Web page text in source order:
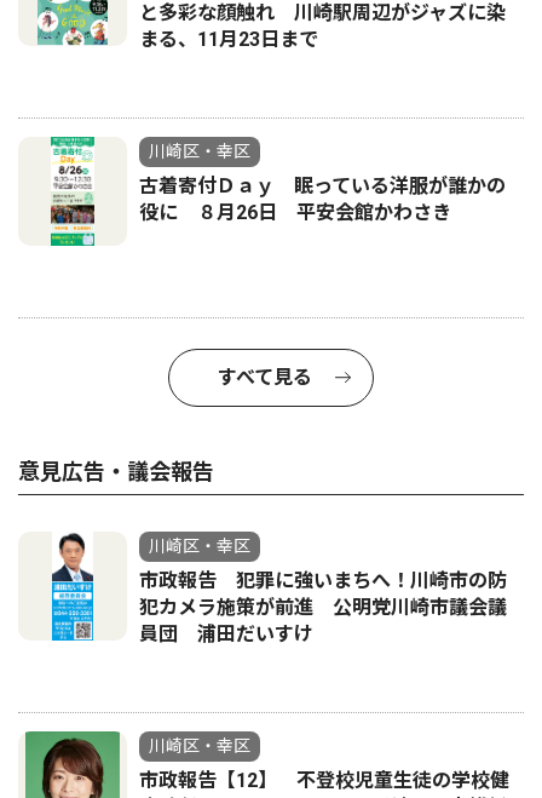
と多彩な顔触れ 川崎駅周辺がジャズに染
まる、11月23日まで
川崎区・幸区
古着寄付Ｄａｙ 眠っている洋服が誰かの
役に ８月26日 平安会館かわさき
すべて見る
意見広告・議会報告
川崎区・幸区
市政報告 犯罪に強いまちへ！川崎市の防
犯カメラ施策が前進 公明党川崎市議会議
員団 浦田だいすけ
川崎区・幸区
市政報告【12】 不登校児童生徒の学校健